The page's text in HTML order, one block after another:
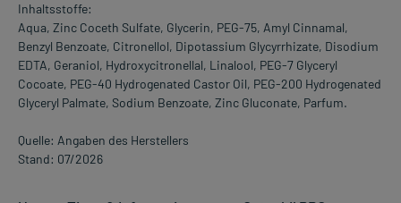
Inhaltsstoffe:
Aqua, Zinc Coceth Sulfate, Glycerin, PEG-75, Amyl Cinnamal,
Benzyl Benzoate, Citronellol, Dipotassium Glycyrrhizate, Disodium
EDTA, Geraniol, Hydroxycitronellal, Linalool, PEG-7 Glyceryl
Cocoate, PEG-40 Hydrogenated Castor Oil, PEG-200 Hydrogenated
Glyceryl Palmate, Sodium Benzoate, Zinc Gluconate, Parfum.
Quelle: Angaben des Herstellers
Stand: 07/2026